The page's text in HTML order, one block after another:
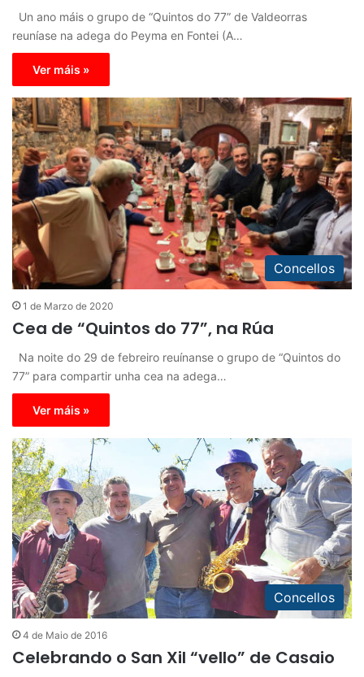
Un ano máis o grupo de “Quintos do 77” de Valdeorras
reuníase na adega do Peyma en Fontei (A…
Ver máis »
Concellos
1 de Marzo de 2020
Cea de “Quintos do 77”, na Rúa
Na noite do 29 de febreiro reuínanse o grupo de “Quintos do
77” para compartir unha cea na adega…
Ver máis »
Concellos
4 de Maio de 2016
Celebrando o San Xil “vello” de Casaio